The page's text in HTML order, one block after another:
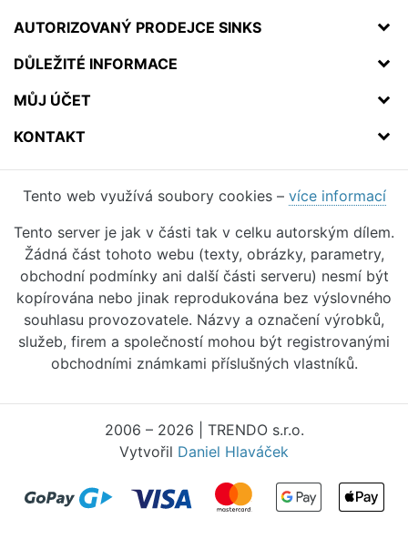
AUTORIZOVANÝ PRODEJCE SINKS
DŮLEŽITÉ INFORMACE
MŮJ ÚČET
KONTAKT
Tento web využívá soubory cookies – více informací
Tento server je jak v části tak v celku autorským dílem.
Žádná část tohoto webu (texty, obrázky, parametry,
obchodní podmínky ani další části serveru) nesmí být
kopírována nebo jinak reprodukována bez výslovného
souhlasu provozovatele. Názvy a označení výrobků,
služeb, firem a společností mohou být registrovanými
obchodními známkami příslušných vlastníků.
2006 – 2026 | TRENDO s.r.o.
Vytvořil Daniel Hlaváček